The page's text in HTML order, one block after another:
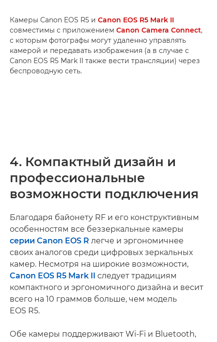
Камеры Canon EOS R5 и Canon EOS R5 Mark II
совместимы с приложением Canon Camera Connect,
с которым фотографы могут удаленно управлять
камерой и передавать изображения (а в случае с
Canon EOS R5 Mark II также вести трансляции) через
беспроводную сеть.
4. Компактный дизайн и
профессиональные
возможности подключения
Благодаря байонету RF и его конструктивным
особенностям все беззеркальные камеры
серии Canon EOS R легче и эргономичнее
своих аналогов среди цифровых зеркальных
камер. Несмотря на широкие возможности,
Canon EOS R5 Mark II
следует традициям
компактного и эргономичного дизайна и весит
всего на 10 граммов больше, чем модель
EOS R5.
Обе камеры поддерживают Wi-Fi и Bluetooth,